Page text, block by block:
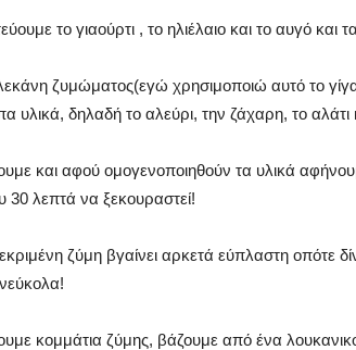
το γιαούρτι , το ηλιέλαιο και το αυγό
ζυμώματος(εγώ χρησιμοποιώ αυτό το
υλικά, δηλαδή το αλεύρι, την ζάχαρη, το
και αφού ομογενοποιηθούν τα υλικά
30 λεπτά να ξεκουραστεί!
ζύμη βγαίνει αρκετά εύπλαστη οπότε
κομμάτια ζύμης, βάζουμε από ένα